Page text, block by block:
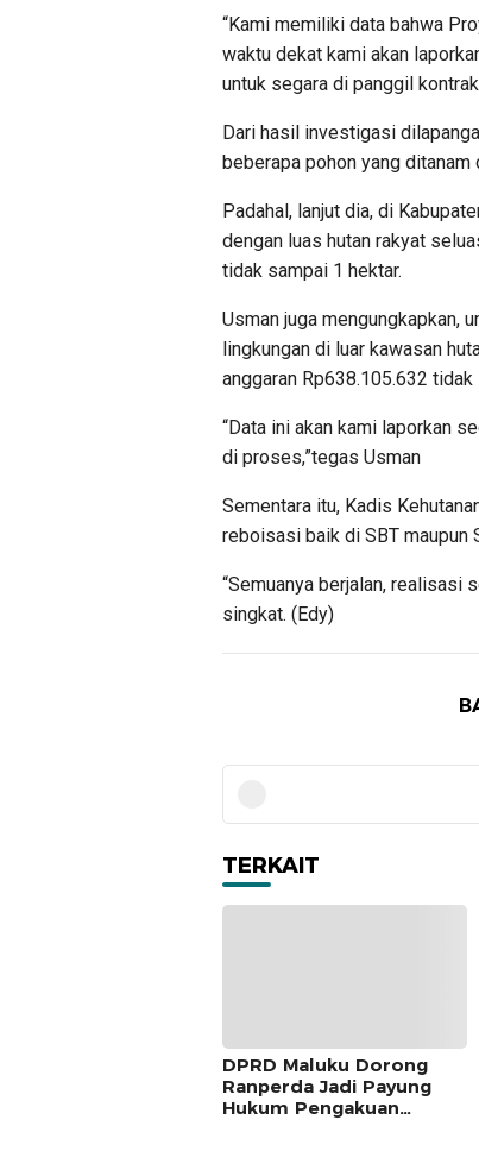
“Kami memiliki data bahwa
waktu dekat kami akan
untuk segara di panggil
Dari hasil investigasi
beberapa pohon yang ditanam
Padahal, lanjut dia, di
dengan luas hutan rakyat
tidak sampai 1 hektar.
Usman juga mengungkapkan,
lingkungan di luar kawasan
anggaran Rp638.105.632
“Data ini akan kami laporkan
di proses,”tegas Usman
Sementara itu, Kadis
reboisasi baik di SBT maupun
“Semuanya berjalan, realisasi
singkat. (Edy)
TERKAIT
DPRD Maluku Dorong
Ranperda Jadi Payung
Hukum Pengakuan